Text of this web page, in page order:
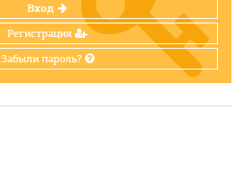
Вход
Регистрация
Забыли пароль?